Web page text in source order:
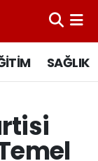
SAĞLIK